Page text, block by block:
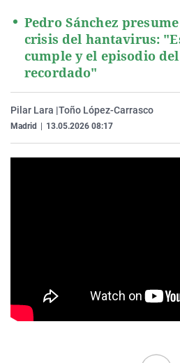
Pedro Sánchez
crisis del hantavirus:
cumple y el episodio
recordado"
Pilar Lara |Toño López-Carrasco
Madrid 13.05.2026 08:17